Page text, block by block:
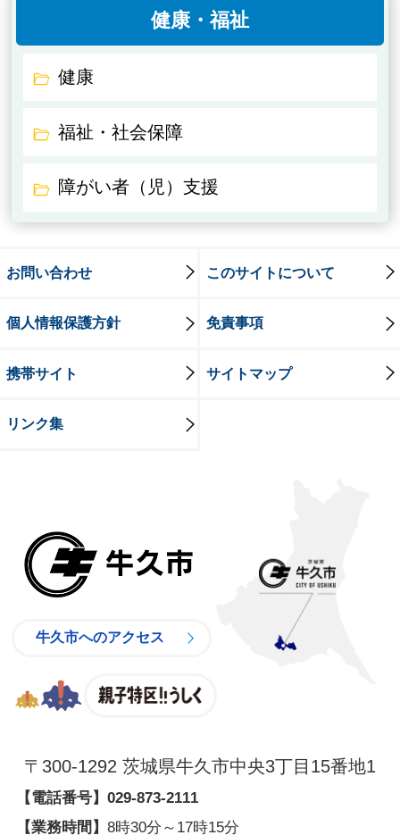
健康・福祉
健康
福祉・社会保障
障がい者（児）支援
お問い合わせ このサイトについて
個人情報保護方針 免責事項
携帯サイト サイトマップ
リンク集
牛久市へのアクセス
〒300-1292 茨城県牛久市中央3丁目15番地1
【電話番号】 029-873-2111
【業務時間】 8時30分～17時15分